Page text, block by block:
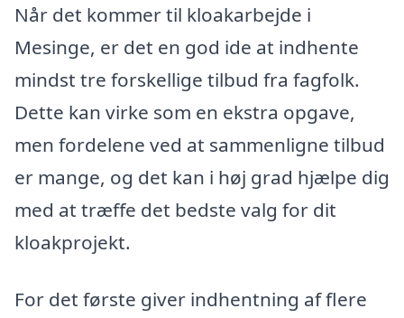
Når det kommer til kloakarbejde i
Mesinge, er det en god ide at indhente
mindst tre forskellige tilbud fra fagfolk.
Dette kan virke som en ekstra opgave,
men fordelene ved at sammenligne tilbud
er mange, og det kan i høj grad hjælpe dig
med at træffe det bedste valg for dit
kloakprojekt.
For det første giver indhentning af flere